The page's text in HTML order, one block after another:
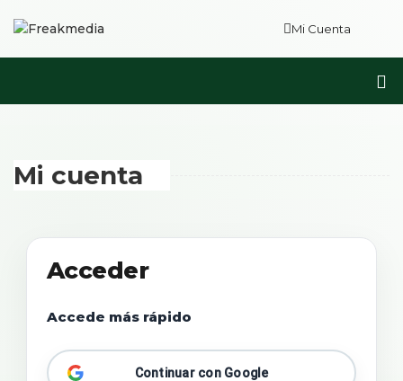
Mi Cuenta
Mi cuenta
Acceder
Accede más rápido
Continuar con Google